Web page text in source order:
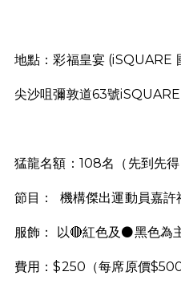
地點：彩福皇宴 (iSQUARE
尖沙咀彌敦道63號
猛龍名額：108名（先到先得
節目： 機構傑出運動員嘉許
服飾： 以🔴紅色及⚫黑色為
費用：$250（每席原價